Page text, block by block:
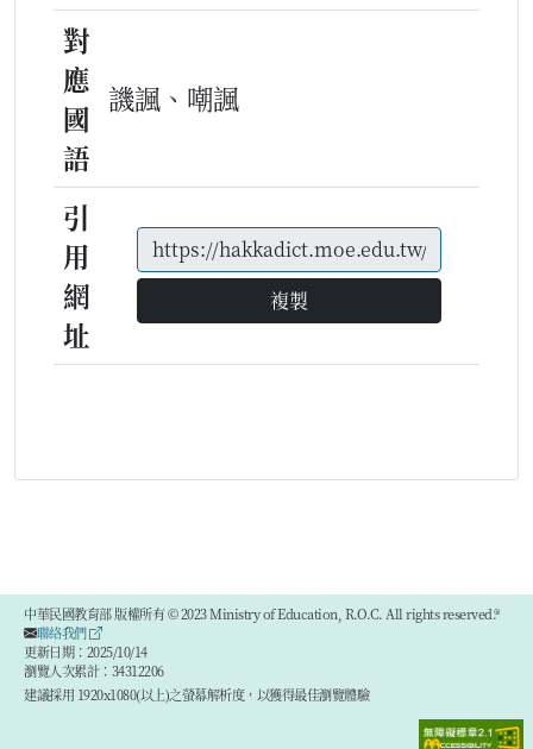
對
應
國
語
譏諷、嘲諷
引
用
網
址
複製
中華民國教育部 版權所有 © 2023 Ministry of Education, R.O.C. All rights reserved.®
聯絡我們
更新日期：2025/10/14
瀏覽人次累計：34312206
建議採用 1920x1080(以上)之螢幕解析度，以獲得最佳瀏覽體驗